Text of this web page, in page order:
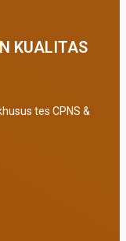
KUALITAS
tes CPNS &